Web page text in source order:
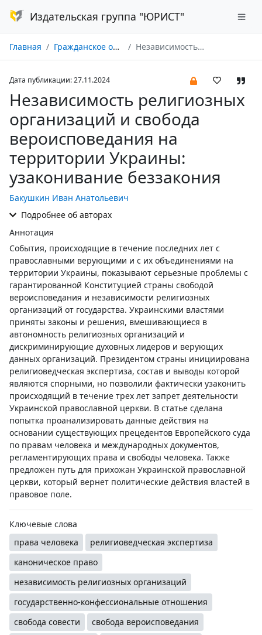
Издательская группа "ЮРИСТ"
Главная Гражданское общество в России и за рубежом № 04/2024 Независимость религиозных организаций и свобода вероисповедания на территории Украины: узаконивание беззакония
Дата публикации: 27.11.2024
Независимость религиозных
организаций и свобода
вероисповедания на
территории Украины:
узаконивание беззакония
Бакушкин Иван Анатольевич
Подробнее об авторах
Аннотация
События, происходящие в течение последних лет с
православными верующими и с их объединениями на
территории Украины, показывают серьезные проблемы с
гарантированной Конституцией страны свободой
вероисповедания и независимости религиозных
организаций от государства. Украинскими властями
приняты законы и решения, вмешивающиеся в
автономность религиозных организаций и
дискриминирующие духовных лидеров и верующих
данных организаций. Президентом страны инициирована
религиоведческая экспертиза, состав и выводы которой
являются спорными, но позволили фактически узаконить
происходящий в течение трех лет запрет деятельности
Украинской православной церкви. В статье сделана
попытка проанализировать данные действия на
основании существующих прецедентов Европейского суда
по правам человека и международных документов,
регламентирующих права и свободы человека. Также
предложен путь для прихожан Украинской православной
церкви, который вернет политические действия властей в
правовое поле.
Ключевые слова
права человека
религиоведческая экспертиза
каноническое право
независимость религиозных организаций
государственно-конфессиональные отношения
свобода совести
свобода вероисповедания